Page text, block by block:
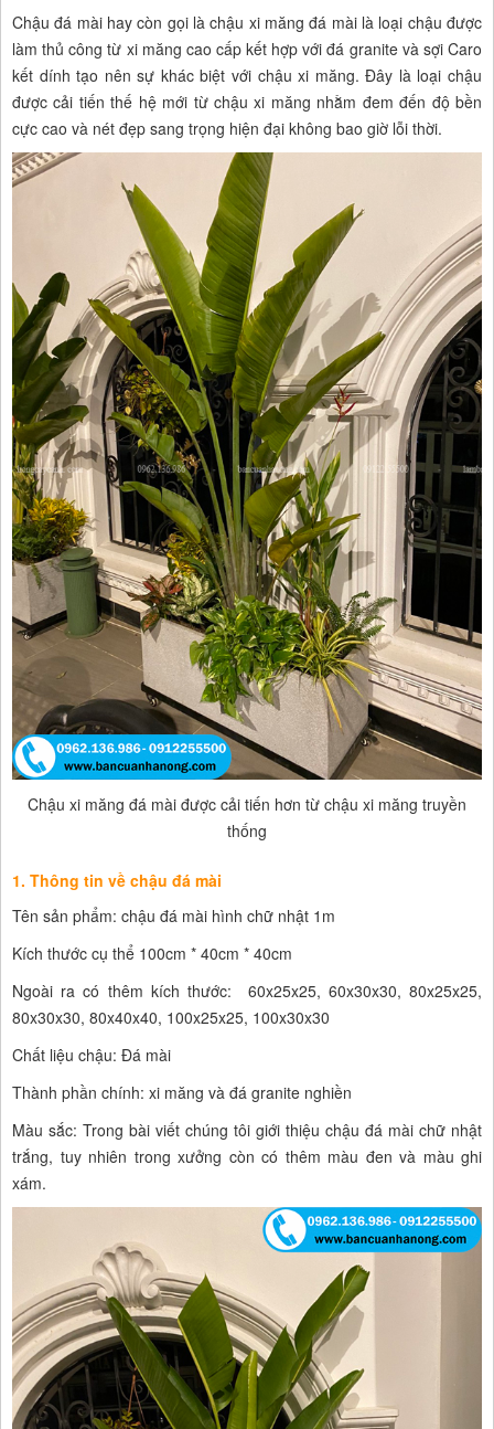
Chậu đá mài hay còn gọi là chậu xi măng đá mài là loại chậu được
làm thủ công từ xi măng cao cấp kết hợp với đá granite và sợi Caro
kết dính tạo nên sự khác biệt với chậu xi măng. Đây là loại chậu
được cải tiến thế hệ mới từ chậu xi măng nhằm đem đến độ bền
cực cao và nét đẹp sang trọng hiện đại không bao giờ lỗi thời.
Chậu xi măng đá mài được cải tiến hơn từ chậu xi măng truyền
thống
1. Thông tin về chậu đá mài
Tên sản phẩm: chậu đá mài hình chữ nhật 1m
Kích thước cụ thể 100cm * 40cm * 40cm
Ngoài ra có thêm kích thước: 60x25x25, 60x30x30, 80x25x25,
80x30x30, 80x40x40, 100x25x25, 100x30x30
Chất liệu chậu: Đá mài
Thành phần chính: xi măng và đá granite nghiền
Màu sắc: Trong bài viết chúng tôi giới thiệu chậu đá mài chữ nhật
trắng, tuy nhiên trong xưởng còn có thêm màu đen và màu ghi
xám.